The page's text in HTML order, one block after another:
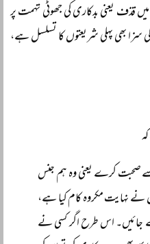
یعنی بدکاری کی جھوٹی تہمت پر
سزا بھی پہلی شریعتوں کا تسلسل ہے،
صحبت کرے یعنی وہ ہم جنس
نے نہایت مکروہ کام کیا ہے،
اس طرح اگر کسی نے